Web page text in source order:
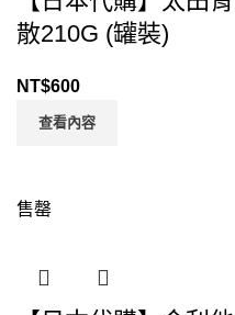
散210G (罐裝)
NT$600
查看內容
售罄